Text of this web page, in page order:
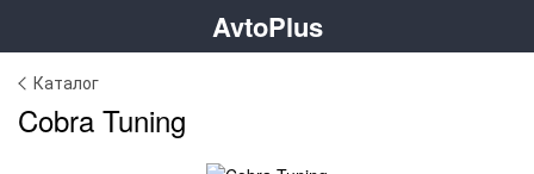
AvtoPlus
Каталог
Cobra Tuning